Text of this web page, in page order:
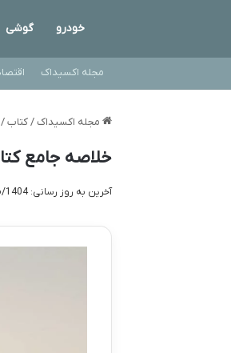
خودرو گوشی
مجله اکسیداک
مجله اکسیداک / کتاب /
خلاصه جامع
آخرین به روز رسانی: 09/06/1404